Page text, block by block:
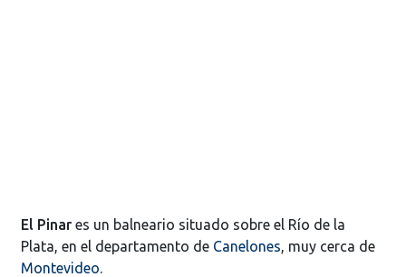
El Pinar es un balneario situado sobre el Río de la
Plata, en el departamento de Canelones, muy cerca de
Montevideo.